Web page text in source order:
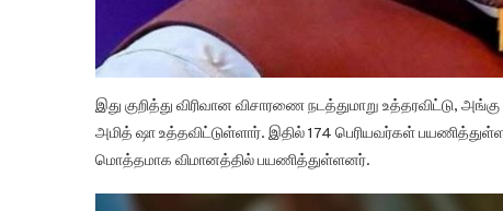
இது குறித்து விரிவான விசாரணை நடத்துமாறு உத்தரவிட்டு,
அமித் ஷா உத்தவிட்டுள்ளார். இதில் 174 பெரியவர்கள்
மொத்தமாக விமானத்தில் பயணித்துள்ளனர்.